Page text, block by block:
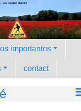
- les copains d'abord
importantes
contact